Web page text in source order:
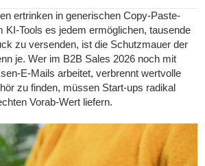
für erfolgreiche Give-aways bleibt
Werbeartikel, die regelmäßig verwendet
für eine höhere Sichtbarkeit der
gewinnen funktionale Produkte seit
langlebige Alltagsgegenstände wie
oder Trinkflaschen. Vor allem
Produkte erzeugen häufig einen
als günstige Massenware.
deshalb zunehmend auf individuell
ertrinken in generischen Copy-Paste-
KI-Tools es jedem ermöglichen, tausende
zu versenden, ist die Schutzmauer der
je. Wer im B2B Sales 2026 noch mit
E-Mails arbeitet, verbrennt wertvolle
zu finden, müssen Start-ups radikal
Vorab-Wert liefern.